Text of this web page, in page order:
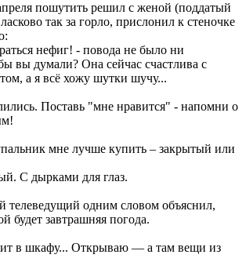
пошутить решил с женой (поддатый
так за горло, прислонил к стеночке
нефиг! - повода не было ни
вы думали? Она сейчас счастлива с
а я всё хожу шутки шучу...
Поставь "мне нравится" - напомни о
мне лучше купить – закрытый или
С дырками для глаз.
одним словом объяснил,
будет завтрашняя погода.
в шкафу... Открываю — а там вещи из